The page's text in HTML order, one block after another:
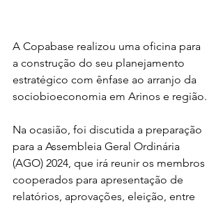
A Copabase realizou uma oficina para
a construção do seu planejamento
estratégico com ênfase ao arranjo da
sociobioeconomia em Arinos e região.
Na ocasião, foi discutida a preparação
para a Assembleia Geral Ordinária
(AGO) 2024, que irá reunir os membros
cooperados para apresentação de
relatórios, aprovações, eleição, entre